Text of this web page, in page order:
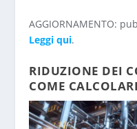
AGGIORNAMENTO:
Leggi qui.
RIDUZIONE DEI
COME